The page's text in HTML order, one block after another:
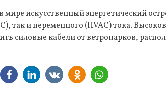
мире искусственный энергетический
так и переменного (HVAC) тока.
силовые кабели от ветропарков,